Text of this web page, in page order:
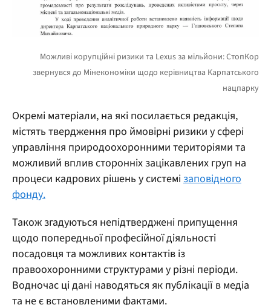
Окремі матеріали, на які посилається редакція,
містять твердження про ймовірні ризики у сфері
управління природоохоронними територіями та
можливий вплив сторонніх зацікавлених груп на
процеси кадрових рішень у системі заповідного
фонду.
Також згадуються непідтверджені припущення
щодо попередньої професійної діяльності
посадовця та можливих контактів із
правоохоронними структурами у різні періоди.
Водночас ці дані наводяться як публікації в медіа
та не є встановленими фактами.